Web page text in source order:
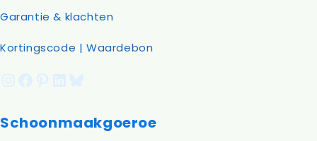
Garantie & klachten
Kortingscode | Waardebon
Schoonmaakgoeroe